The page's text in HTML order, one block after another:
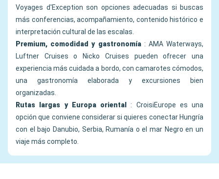
Voyages d'Exception son opciones adecuadas si buscas
más conferencias, acompañamiento, contenido histórico e
interpretación cultural de las escalas.
Premium, comodidad y gastronomía: AMA Waterways,
Luftner Cruises o Nicko Cruises pueden ofrecer una
experiencia más cuidada a bordo, con camarotes cómodos,
una gastronomía elaborada y excursiones bien
organizadas.
Rutas largas y Europa oriental
: CroisiEurope es una
opción que conviene considerar si quieres conectar Hungría
con el bajo Danubio, Serbia, Rumanía o el mar Negro en un
viaje más completo.